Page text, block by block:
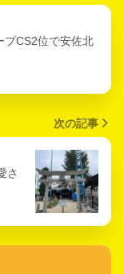
プCS2位で安佐北
次の記事
さ